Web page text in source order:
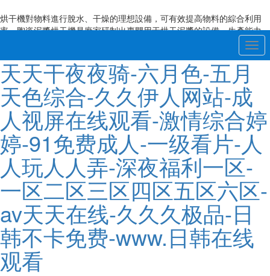
烘干機對物料進行脫水、干燥的理想設備，可有效提高物料的綜合利用
率。陶瓷泥漿烘干機是廠家研制出專門用于烘干泥漿的設備，生產能力
天天干夜夜骑-六月色-五月
天色综合-久久伊人网站-成
人视屏在线观看-激情综合婷
婷-91免费成人-一级看片-人
人玩人人弄-深夜福利一区-
一区二区三区四区五区六区-
av天天在线-久久久极品-日
韩不卡免费-www.日韩在线
观看